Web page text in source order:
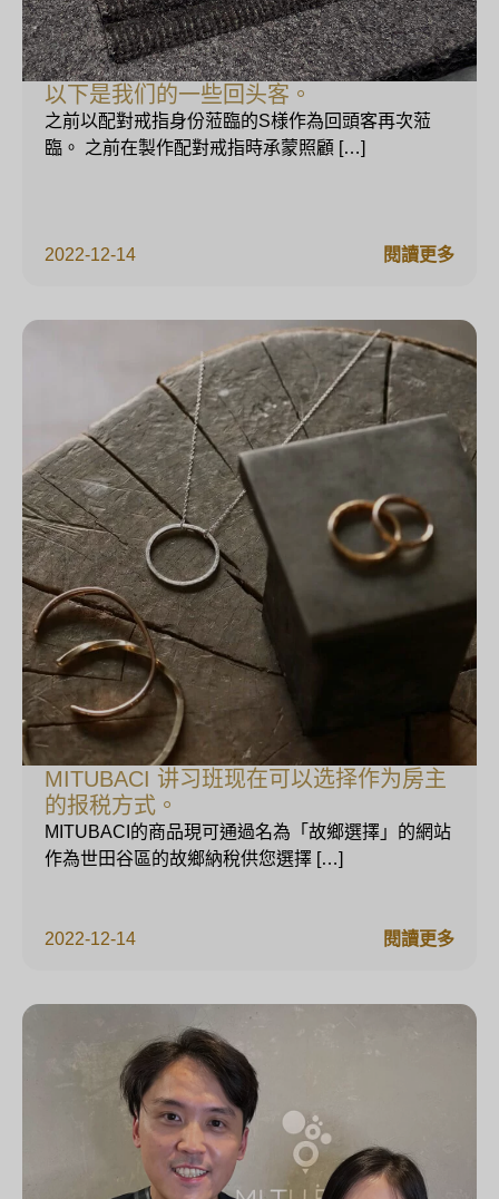
以下是我们的一些回头客。
2022-12-14
之前以配對戒指身份蒞臨的S様作為回頭客再次蒞
臨。 之前在製作配對戒指時承蒙照顧 […]
閱讀更多
MITUBACI 讲习班现在可以选择作为房主
的报税方式。
2022-12-14
MITUBACI的商品現可通過名為「故鄉選擇」的網站
作為世田谷區的故鄉納稅供您選擇 […]
閱讀更多